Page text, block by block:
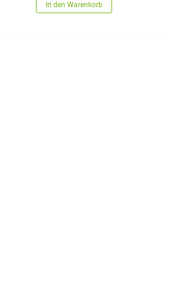
In den Warenkorb